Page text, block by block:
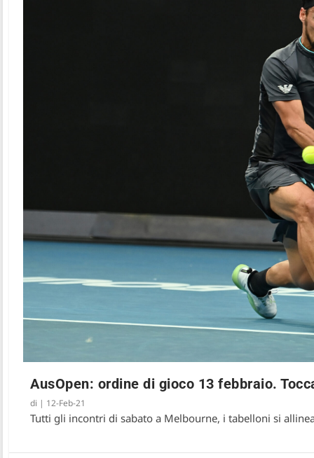
AusOpen: ordine di gioco 13 febbraio.
di | 12-Feb-21
Tutti gli incontri di sabato a Melbourne, i tabelloni si